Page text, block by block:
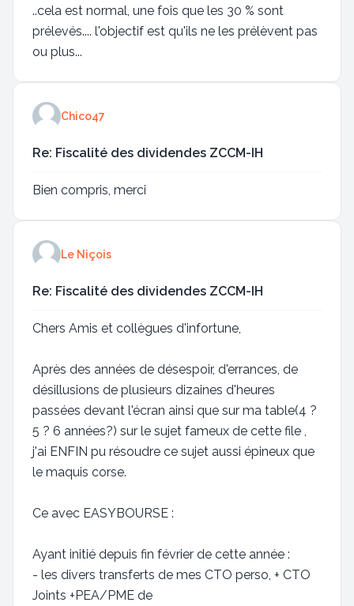
..cela est normal, une fois que les 30 % sont
prélevés.... l'objectif est qu'ils ne les prélèvent pas
ou plus...
Chico47
Re: Fiscalité des dividendes ZCCM-IH
Bien compris, merci
Le Niçois
Re: Fiscalité des dividendes ZCCM-IH
Chers Amis et collègues d'infortune,
Après des années de désespoir, d'errances, de
désillusions de plusieurs dizaines d'heures
passées devant l'écran ainsi que sur ma table(4 ?
5 ? 6 années?) sur le sujet fameux de cette file ,
j'ai ENFIN pu résoudre ce sujet aussi épineux que
le maquis corse.
Ce avec EASYBOURSE :
Ayant initié depuis fin février de cette année :
- les divers transferts de mes CTO perso, + CTO
Joints +PEA/PME de